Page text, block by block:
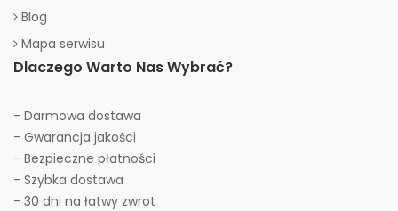
Blog
Mapa serwisu
Dlaczego Warto Nas Wybrać?
- Darmowa dostawa
- Gwarancja jakości
- Bezpieczne płatności
- Szybka dostawa
- 30 dni na łatwy zwrot